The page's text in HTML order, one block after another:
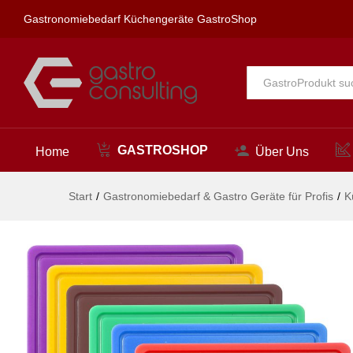
Gastronomiebedarf Küchengeräte GastroShop
Alle
Home GASTROSHOP Über Uns
Start / Gastronomiebedarf & Gastro Geräte für Profis /
Beschreibung